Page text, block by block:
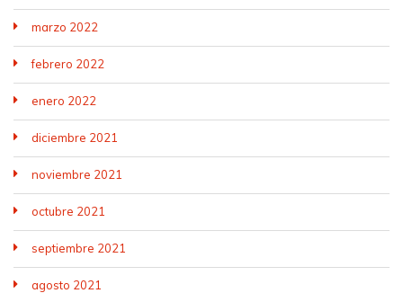
marzo 2022
febrero 2022
enero 2022
diciembre 2021
noviembre 2021
octubre 2021
septiembre 2021
agosto 2021